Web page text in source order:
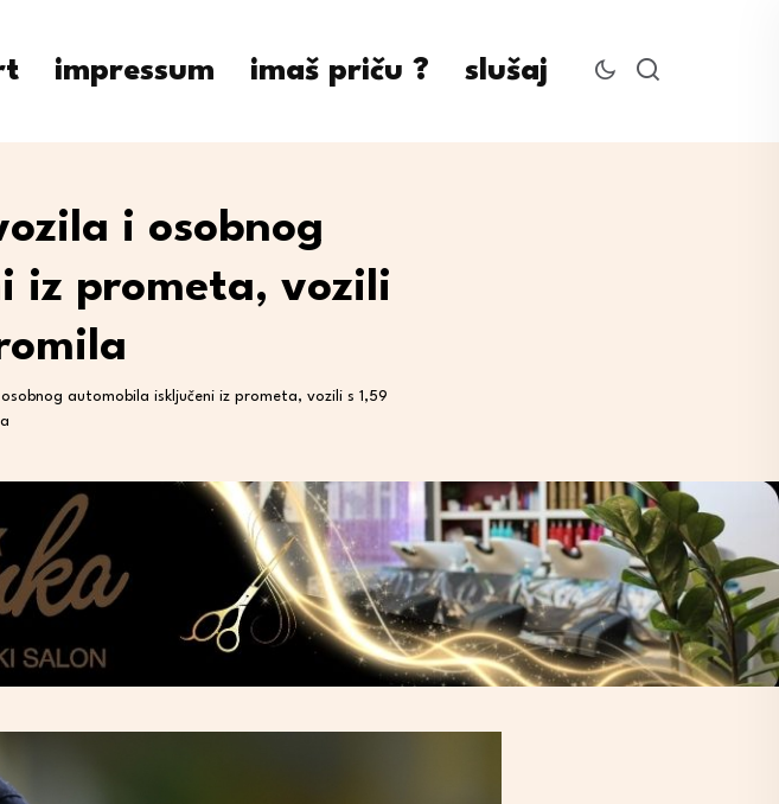
impressum imaš priču ? slušaj
i osobnog
iz prometa, vozili
automobila isključeni iz prometa, vozili s 1,59